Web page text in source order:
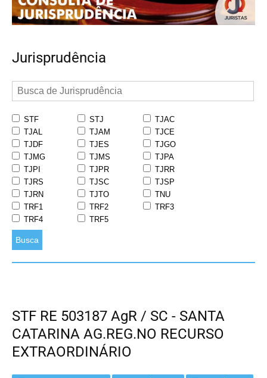
Jurisprudência
STF STJ
TJAC
TJAL
TJAM
TJCE
TJDF
TJES
TJGO
TJMG
TJMS
TJPA
TJPI
TJPR
TJRR
TJRS
TJSC
TJSP
TJRN
TJTO
TNU
TRF1
TRF2
TRF3
TRF4
TRF5
Busca
STF RE 503187 AgR / SC - SANTA
CATARINA AG.REG.NO RECURSO
EXTRAORDINÁRIO